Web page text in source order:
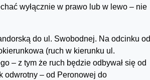
wyłącznie w prawo lub w lewo – nie
do ul. Swobodnej. Na odcinku od
(ruch w kierunku ul.
– z tym że ruch będzie odbywał się od
odwrotny – od Peronowej do